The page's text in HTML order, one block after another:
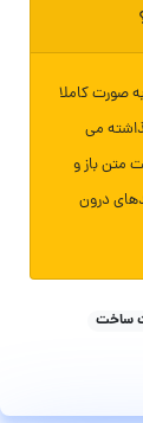
صورت کاملا
می
متن باز و
درون
ساخت